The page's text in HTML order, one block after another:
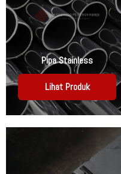
Pipa Stainless
Lihat Produk